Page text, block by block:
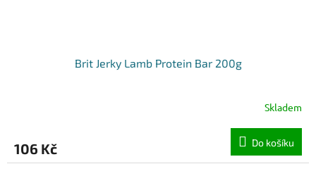
Brit Jerky Lamb Protein Bar 200g
Skladem
106 Kč Do košíku